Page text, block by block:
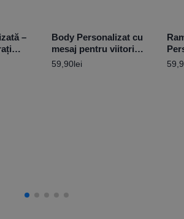
–
Body Personalizat cu
mesaj pentru viitori
bunici
59,90lei